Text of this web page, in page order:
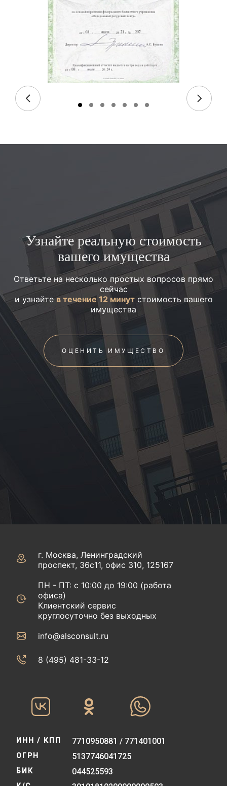
Узнайте реальную стоимость
вашего имущества
Ответьте на несколько простых вопросов прямо
сейчас
и узнайтев течение 12 минутстоимость вашего
имущества
ОЦЕНИТЬ ИМУЩЕСТВО
г. Москва, Ленинградский
проспект, 36с11, офис 310, 125167
ПН - ПТ: с 10:00 до 19:00 (работа
офиса)
Клиентский сервис
круглосуточно без выходных
info@alsconsult.ru
8 (495) 481-33-12‬‬
ИНН / КПП 7710950881 / 771401001
ОГРН 5137746041725
БИК 044525593